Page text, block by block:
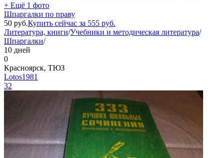
+ Ещё 1 фото
Шпаргалки по праву
50 руб.Купить сейчас за 555 руб.
Литература, книги/Учебники и методическая литература/
Шпаргалки/
10 дней
0
Красноярск, ТЮЗ
Lotos1981
32